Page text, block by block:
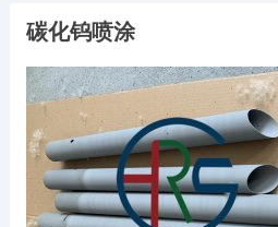
碳化钨喷涂